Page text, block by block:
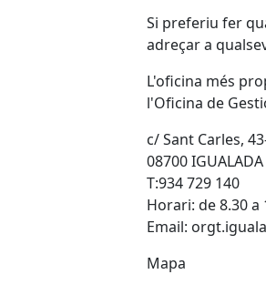
Si preferiu fer
adreçar a
L'oficina més
l'Oficina de
c/ Sant Carles,
08700 IGUALADA
T:934 729 140
Horari: de 8.30 a
Email:
Mapa